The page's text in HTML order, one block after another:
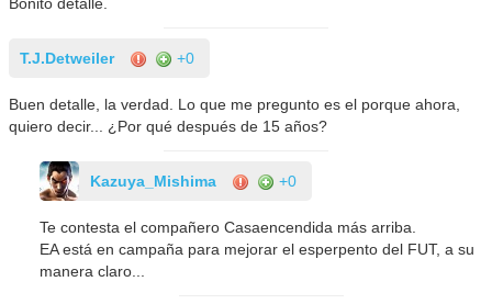
T.J.Detweiler +0
Buen detalle, la verdad. Lo que me pregunto es el porque ahora,
quiero decir... ¿Por qué después de 15 años?
Kazuya_Mishima +0
Te contesta el compañero Casaencendida más arriba.
EA está en campaña para mejorar el esperpento del FUT, a su
manera claro...